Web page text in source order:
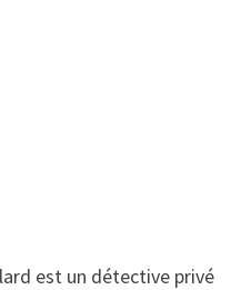
est un détective privé